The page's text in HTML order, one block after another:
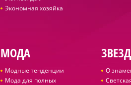
Экономная хозяйка
МОДА
Модные тенденции
Мода для полных
О